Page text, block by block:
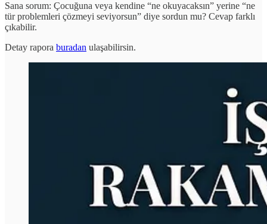
Sana sorum: Çocuğuna veya kendine “ne okuyacaksın” yerine “ne
tür problemleri çözmeyi seviyorsun” diye sordun mu? Cevap farklı
çıkabilir.
Detay rapora buradan ulaşabilirsin.